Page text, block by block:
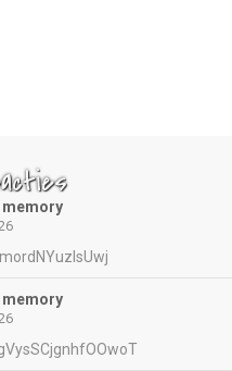
memory
memory